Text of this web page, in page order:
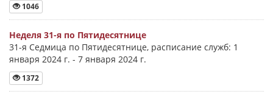
1046
Неделя 31-я по Пятидесятнице
31-я Седмица по Пятидесятнице, расписание служб: 1
января 2024 г. - 7 января 2024 г.
1372